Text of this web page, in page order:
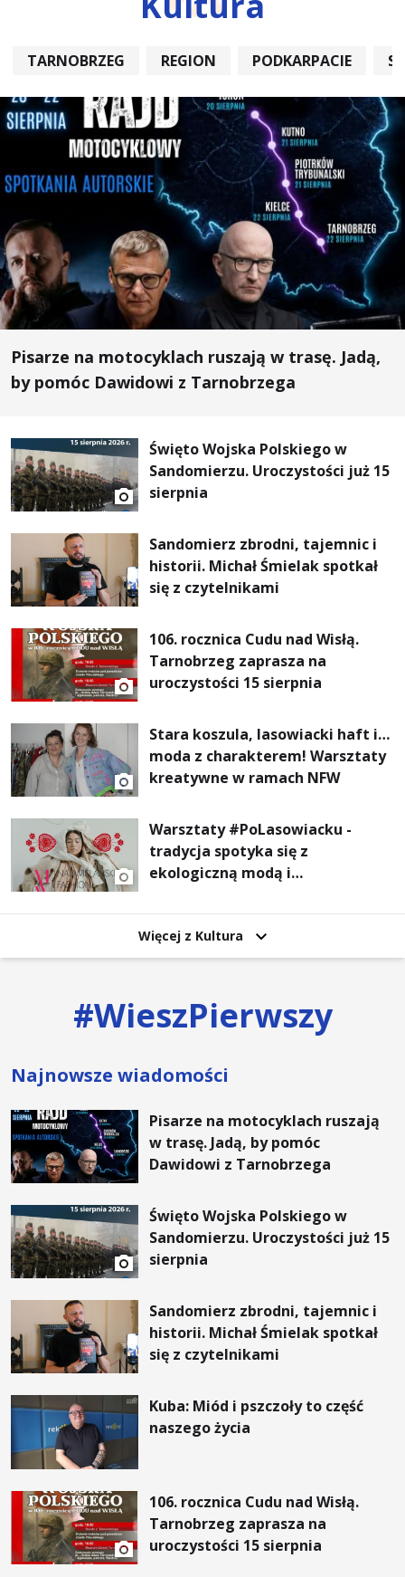
TARNOBRZEG REGION PODKARPACIE
Pisarze na motocyklach ruszają w trasę. Jadą,
by pomóc Dawidowi z Tarnobrzega
Święto Wojska Polskiego w
Sandomierzu. Uroczystości już 15
sierpnia
Sandomierz zbrodni, tajemnic i
historii. Michał Śmielak spotkał
się z czytelnikami
106. rocznica Cudu nad Wisłą.
Tarnobrzeg zaprasza na
uroczystości 15 sierpnia
Stara koszula, lasowiacki haft i…
moda z charakterem! Warsztaty
kreatywne w ramach NFW
Warsztaty #PoLasowiacku -
tradycja spotyka się z
ekologiczną modą i
Więcej z Kultura
#WieszPierwszy
Najnowsze wiadomości
Pisarze na motocyklach ruszają
w trasę. Jadą, by pomóc
Dawidowi z Tarnobrzega
Święto Wojska Polskiego w
Sandomierzu. Uroczystości już 15
sierpnia
Sandomierz zbrodni, tajemnic i
historii. Michał Śmielak spotkał
się z czytelnikami
Kuba: Miód i pszczoły to część
naszego życia
106. rocznica Cudu nad Wisłą.
Tarnobrzeg zaprasza na
uroczystości 15 sierpnia